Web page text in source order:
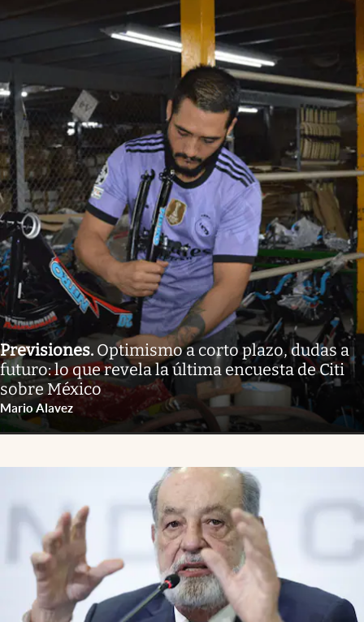
Previsiones. Optimismo a corto plazo, dudas a
futuro: lo que revela la última encuesta de Citi
sobre México
Mario Alavez